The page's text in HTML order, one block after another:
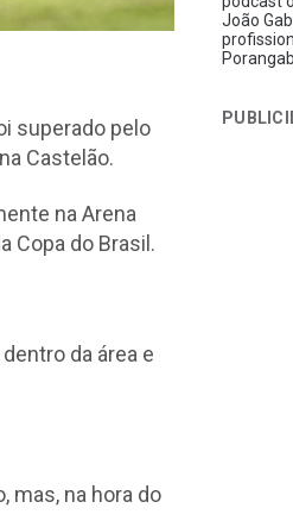
superado pelo
Castelão.
na Arena
Copa do Brasil.
da área e
mas, na hora do
João